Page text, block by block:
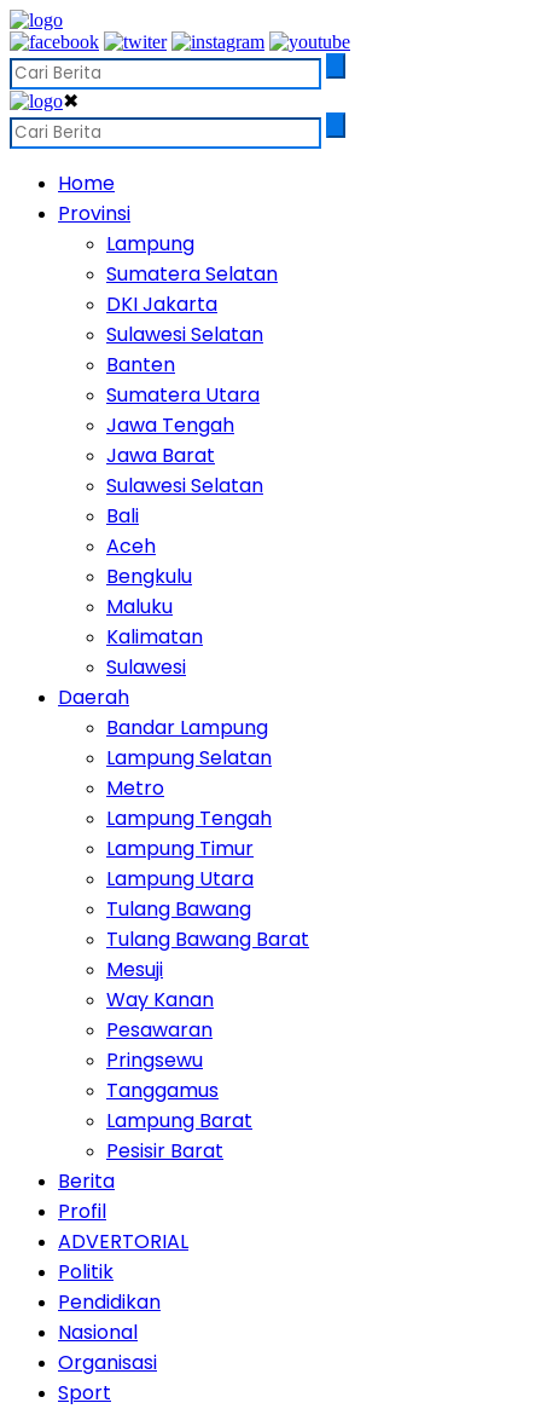
✖
Home
Provinsi
Lampung
Sumatera Selatan
DKI Jakarta
Sulawesi Selatan
Banten
Sumatera Utara
Jawa Tengah
Jawa Barat
Sulawesi Selatan
Bali
Aceh
Bengkulu
Maluku
Kalimatan
Sulawesi
Daerah
Bandar Lampung
Lampung Selatan
Metro
Lampung Tengah
Lampung Timur
Lampung Utara
Tulang Bawang
Tulang Bawang Barat
Mesuji
Way Kanan
Pesawaran
Pringsewu
Tanggamus
Lampung Barat
Pesisir Barat
Berita
Profil
ADVERTORIAL
Politik
Pendidikan
Nasional
Organisasi
Sport